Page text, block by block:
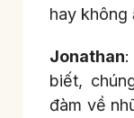
hay không
Jonathan
biết,
đàm về